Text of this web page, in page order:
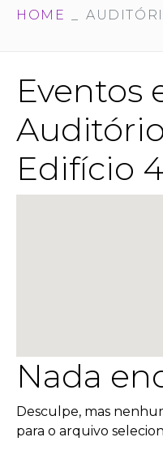
HOME
Eventos
Edifício 4
Nada
Desculpe, mas
para o arquivo